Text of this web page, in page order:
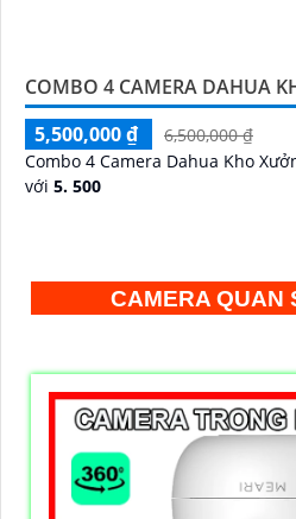
COMBO 4 CAMERA DAHUA
5,500,000 ₫
6,500,000 ₫
Combo 4 Camera Dahua Kho
với 5. 500
CAMERA QUAN